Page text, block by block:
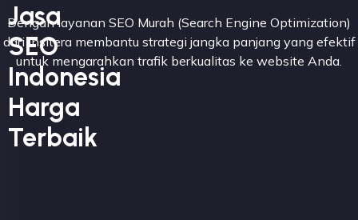
Jasa
SEO
Indonesia
Harga
Terbaik
Dengan layanan SEO Murah (Search Engine Optimization)
dari Insitera membantu strategi jangka panjang yang efektif
untuk mengarahkan trafik berkualitas ke website Anda.